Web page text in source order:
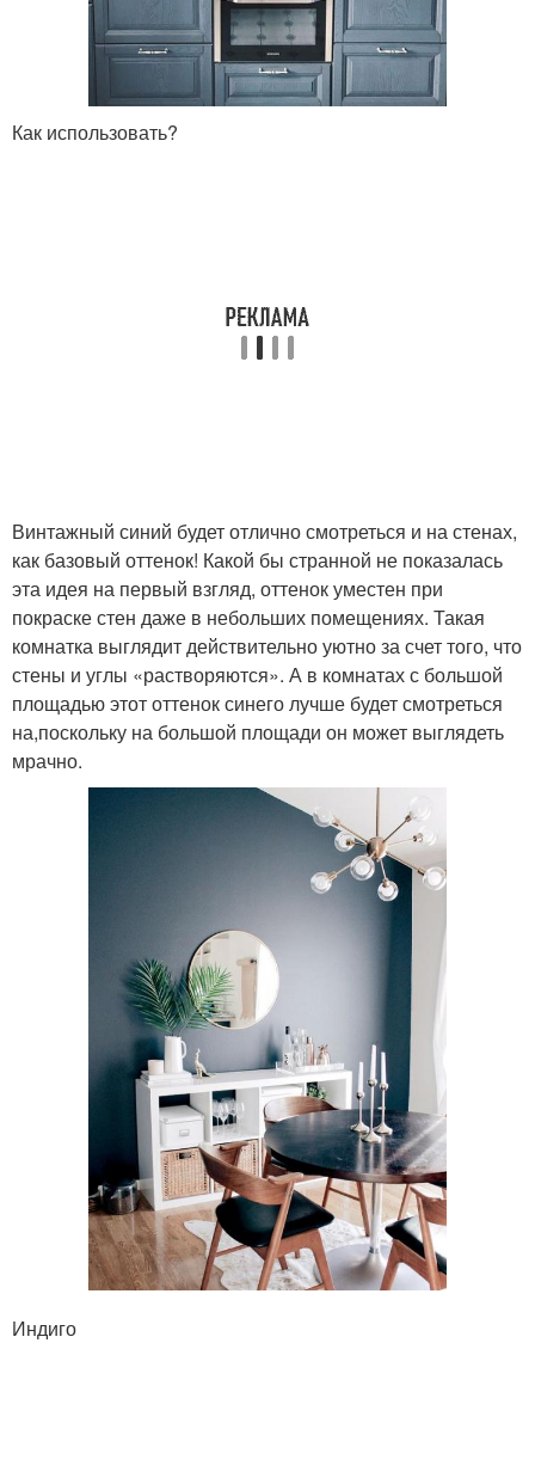
Как использовать?
Винтажный синий будет отлично смотреться и на стенах,
как базовый оттенок! Какой бы странной не показалась
эта идея на первый взгляд, оттенок уместен при
покраске стен даже в небольших помещениях. Такая
комнатка выглядит действительно уютно за счет того, что
стены и углы «растворяются». А в комнатах с большой
площадью этот оттенок синего лучше будет смотреться
на,поскольку на большой площади он может выглядеть
мрачно.
Индиго